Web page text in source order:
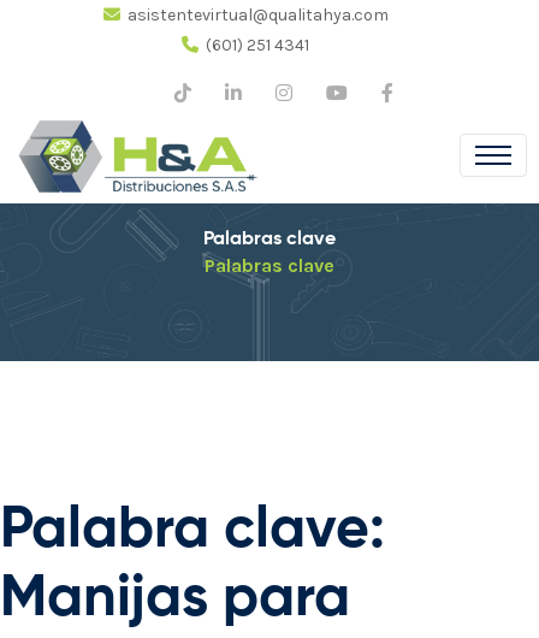
asistentevirtual@qualitahya.com
(601) 251 4341
Palabras clave
Palabras clave
Palabra clave:
Manijas para